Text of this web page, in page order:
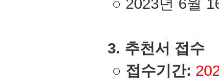
○ 2023년 6월
3. 추천서
○ 접수기간: